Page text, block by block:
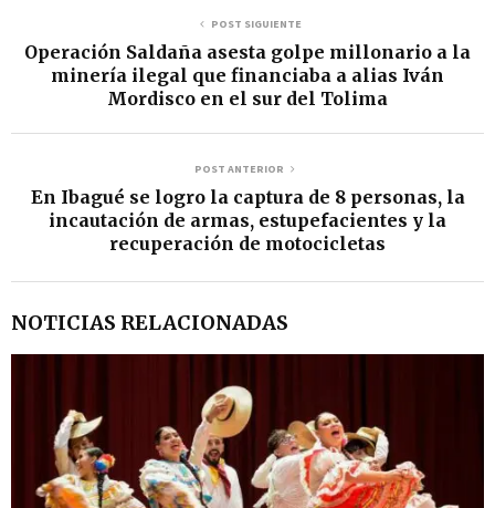
POST SIGUIENTE
Operación Saldaña asesta golpe millonario a la
minería ilegal que financiaba a alias Iván
Mordisco en el sur del Tolima
POST ANTERIOR
En Ibagué se logro la captura de 8 personas, la
incautación de armas, estupefacientes y la
recuperación de motocicletas
NOTICIAS RELACIONADAS